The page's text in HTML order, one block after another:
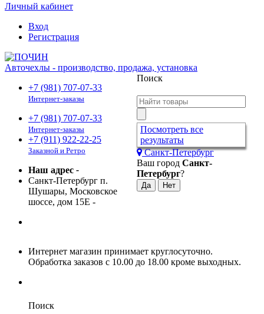
Личный кабинет
Вход
Регистрация
Авточехлы - производство, продажа, установка
+7 (981) 707-07-33
Интернет-заказы
+7 (981) 707-07-33
Интернет-заказы
+7 (911) 922-22-25
Заказной и Ретро
Наш адрес -
Санкт-Петербург п.
Шушары, Московское
шоссе, дом 15Е -
Поиск
Посмотреть все
результаты
Санкт-Петербург
Ваш город Санкт-
Петербург?
Интернет магазин принимает круглосуточно.
Обработка заказов с 10.00 до 18.00 кроме выходных.
Поиск